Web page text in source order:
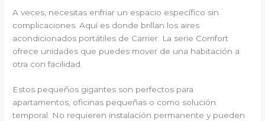
A veces, necesitas enfriar un espacio específico sin
complicaciones. Aquí es donde brillan los aires
acondicionados portátiles de Carrier. La serie Comfort
ofrece unidades que puedes mover de una habitación a
otra con facilidad.
Estos pequeños gigantes son perfectos para
apartamentos, oficinas pequeñas o como solución
temporal. No requieren instalación permanente y pueden